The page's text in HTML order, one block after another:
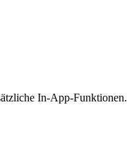
In-App-Funktionen.